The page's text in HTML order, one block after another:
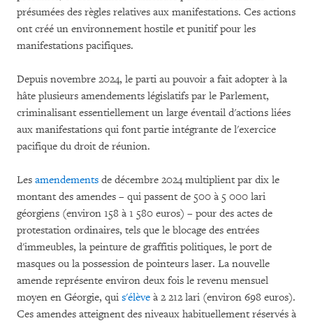
présumées des règles relatives aux manifestations. Ces actions
ont créé un environnement hostile et punitif pour les
manifestations pacifiques.
Depuis novembre 2024, le parti au pouvoir a fait adopter à la
hâte plusieurs amendements législatifs par le Parlement,
criminalisant essentiellement un large éventail d'actions liées
aux manifestations qui font partie intégrante de l'exercice
pacifique du droit de réunion.
Les amendements de décembre 2024 multiplient par dix le
montant des amendes – qui passent de 500 à 5 000 lari
géorgiens (environ 158 à 1 580 euros) – pour des actes de
protestation ordinaires, tels que le blocage des entrées
d'immeubles, la peinture de graffitis politiques, le port de
masques ou la possession de pointeurs laser. La nouvelle
amende représente environ deux fois le revenu mensuel
moyen en Géorgie, qui s'élève à 2 212 lari (environ 698 euros).
Ces amendes atteignent des niveaux habituellement réservés à